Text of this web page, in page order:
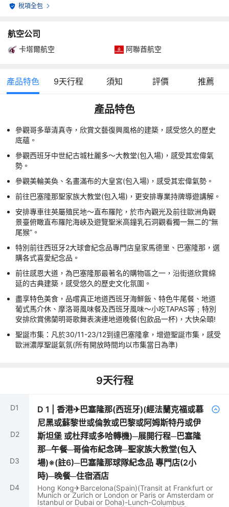
稅項全包
航空公司
卡塔爾航空 阿聯酋航空
產品特色 9天行程 須知 評價 推薦
產品特色
參觀哥多華清真寺，欣賞文藝復興風格的建築，感受悠久的歷史
底蘊。
參觀西班牙中世紀古城杜麗多～大教堂(包入場)，感受其宏偉氣
勢。
參觀美輪美奐、名畫滿布的大皇宮(包入場)，感受其宏偉氣勢。
前往巴塞隆那聖家族大教堂(包入場)，更安排專業持牌導遊講解。
安排專車往英屬殖民地～直布羅陀，於市內觀光及前往歐洲角觀
景臺俯瞰直布羅陀海峽及遊覽聖米高鐘乳石洞觀看獨一無二的“無
尾猴”。
特別前往西班牙2大球會紀念品專門店皇家馬德里、巴塞隆那，選
購各式喜愛紀念品。
前往感恩大道，為巴塞隆那最著名的購物區之一，沿街道欣賞綿
延的古典建築，感受悠久的歷史文化氛圍。
盡享特色美食，品嚐真正地道西班牙海鮮飯、特色牛尾餐、地道
葡式馬介休、摩洛哥風味餐及西班牙風味～小吃TAPAS等﹔特別
安排欣賞佛蘭明哥歌舞表演連地道晚餐(包飲品一杯)，大快朵頤!
聖誕市集：凡於30/11-23/12到達巴塞隆拿，增遊聖誕市集，感受
歐洲濃厚聖誕氣氛(所有開放時間均以市集當日為準)
9天行程
D1
D2
D3
D4
D1 |香港✈巴塞隆那(西班牙)(經法蘭克福或慕
尼黑或蘇黎世或倫敦或巴黎或阿姆斯特丹或伊
斯坦堡 或杜拜或多哈轉機)─展開行程─巴塞隆
那─午餐─哥倫布紀念碑─聖家族大教堂(包入
場)※(註6)─巴塞隆那球隊紀念品 專門店(2小
時)─晚餐─住宿酒店
Hong Kong✈Barcelona(Spain)(Transit at Frankfurt or
Munich or Zurich or London or Paris or Amsterdam or
Istanbul or Dubai or Doha)-Lunch-Columbus